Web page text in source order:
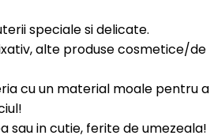
speciale si delicate.
alte produse cosmetice/de
cu un material moale pentru a
sau in cutie, ferite de umezeala!